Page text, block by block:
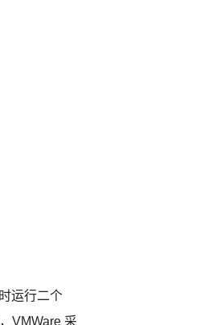
运行二个
VMWare 采